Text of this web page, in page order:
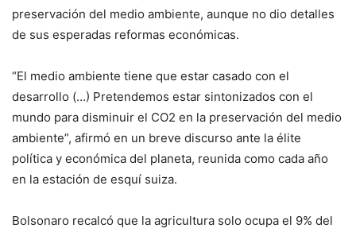
preservación del medio ambiente, aunque no dio detalles
de sus esperadas reformas económicas.
“El medio ambiente tiene que estar casado con el
desarrollo (…) Pretendemos estar sintonizados con el
mundo para disminuir el CO2 en la preservación del medio
ambiente”, afirmó en un breve discurso ante la élite
política y económica del planeta, reunida como cada año
en la estación de esquí suiza.
Bolsonaro recalcó que la agricultura solo ocupa el 9% del